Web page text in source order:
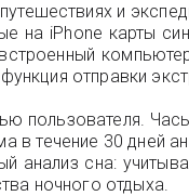
и
на iPhone карты
отправки
пользователя.
течение 30 дней
анализ сна:
ночного отдыха.